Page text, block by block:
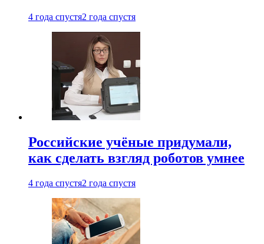
4 года спустя2 года спустя
Российские учёные придумали,
как сделать взгляд роботов умнее
4 года спустя2 года спустя